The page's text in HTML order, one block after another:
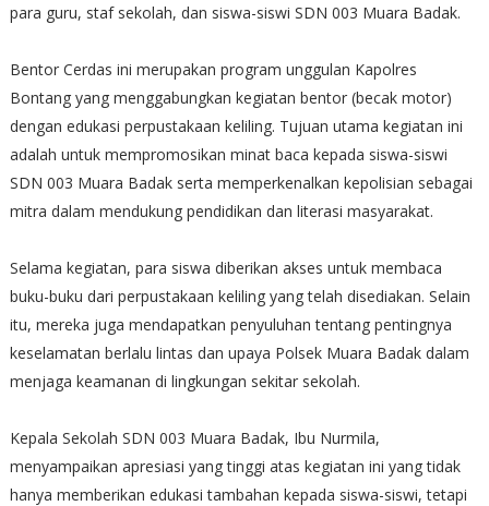
para guru, staf sekolah, dan siswa-siswi SDN 003 Muara Badak.
Bentor Cerdas ini merupakan program unggulan Kapolres
Bontang yang menggabungkan kegiatan bentor (becak motor)
dengan edukasi perpustakaan keliling. Tujuan utama kegiatan ini
adalah untuk mempromosikan minat baca kepada siswa-siswi
SDN 003 Muara Badak serta memperkenalkan kepolisian sebagai
mitra dalam mendukung pendidikan dan literasi masyarakat.
Selama kegiatan, para siswa diberikan akses untuk membaca
buku-buku dari perpustakaan keliling yang telah disediakan. Selain
itu, mereka juga mendapatkan penyuluhan tentang pentingnya
keselamatan berlalu lintas dan upaya Polsek Muara Badak dalam
menjaga keamanan di lingkungan sekitar sekolah.
Kepala Sekolah SDN 003 Muara Badak, Ibu Nurmila,
menyampaikan apresiasi yang tinggi atas kegiatan ini yang tidak
hanya memberikan edukasi tambahan kepada siswa-siswi, tetapi